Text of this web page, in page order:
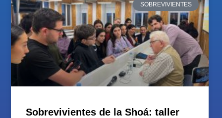
SOBREVIVIENTES
Sobrevivientes de la Shoá: taller